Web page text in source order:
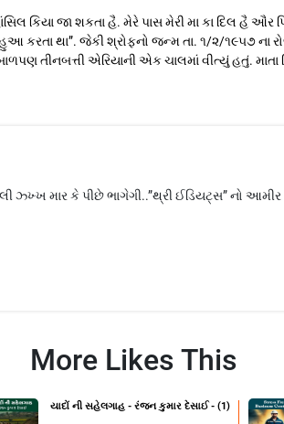
કિયા જા શકતા હૈ. મેરે પાસ મેરી મા કા દિલ હૈ
થા”. જેકી શ્રોફનો જન્મ તા. ૧/૨/૧૯૫૭ ના
તીનબત્તી એરિયાની એક ચાલમાં વીત્યું હતું. માતા
ઝ્ખ્ખ માર કે પીછે ભાગેગી..”થ્રી ઈડિયટ્સ” નો
More Likes This
યાદોં ની સહેલગાહ - રંજન કુમાર દેસાઈ - (1)